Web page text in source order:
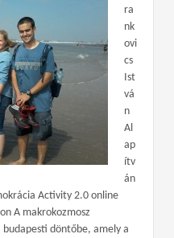
ra
nk
ovi
cs
Ist
vá
n
Al
ap
ítv
án
Activity 2.0 online
A makrokozmosz
döntőbe, amely a